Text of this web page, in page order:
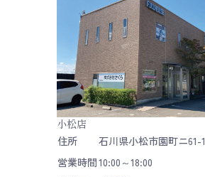
小松店
住所
石川県小松市園町ニ61-1
営業時間10:00～18:00